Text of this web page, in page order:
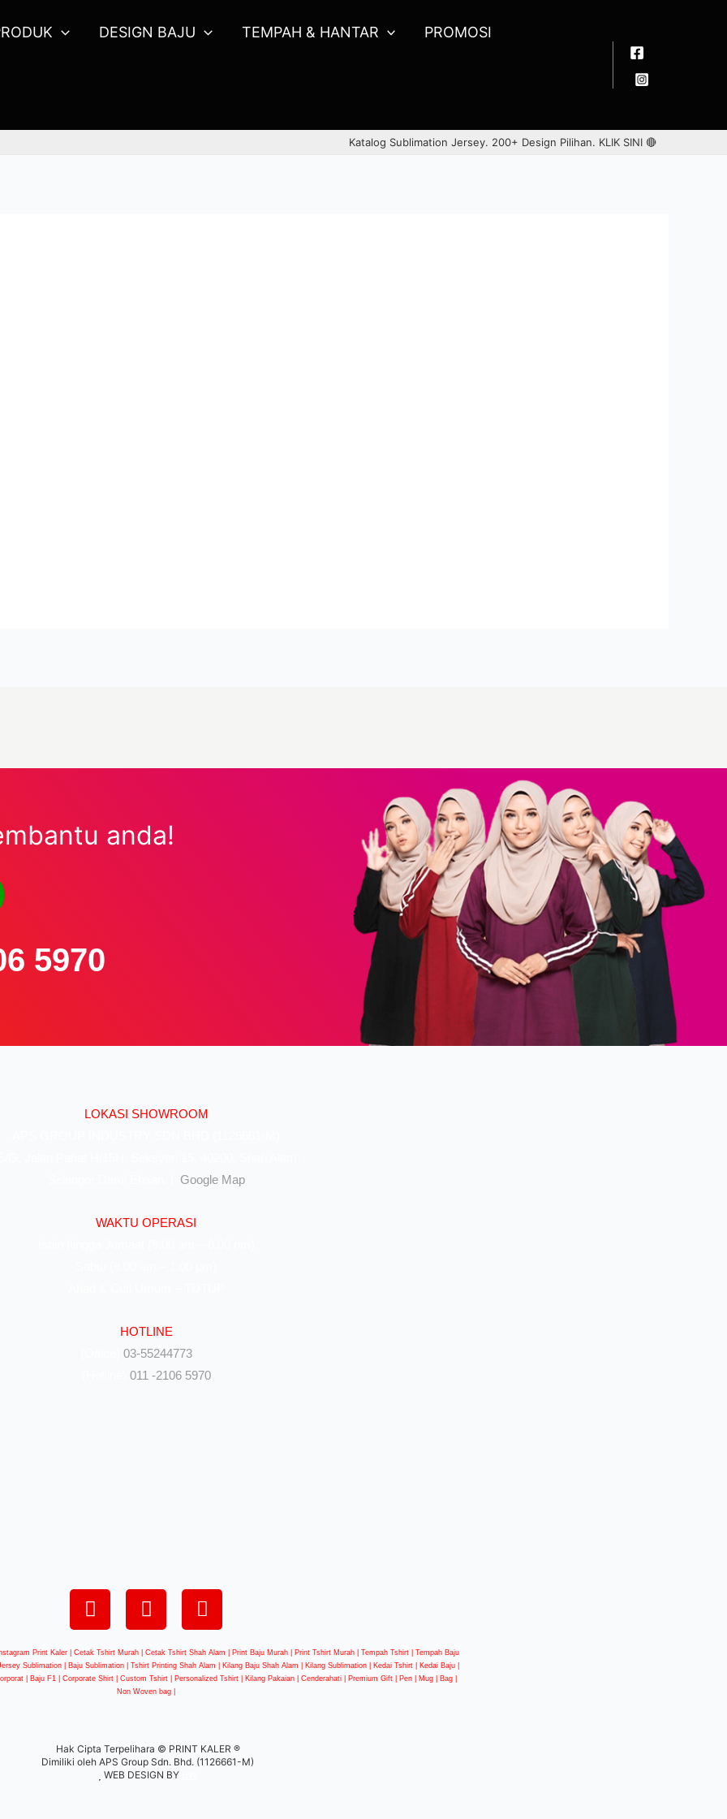
DESIGN BAJU TEMPAH & HANTAR PROMOSI
Katalog Sublimation Jersey. 200+ Design Pilihan. KLIK SINI 🔴
anda!
5970
LOKASI SHOWROOM
Google Map
WAKTU OPERASI
HOTLINE
(Office)03-55244773
011 -2106 5970
Print Kaler | Cetak Tshirt Murah | Cetak Tshirt Shah Alam | Print Baju Murah | Print Tshirt Murah | Tempah Tshirt | Tempah Baju
Sublimation | Baju Sublimation | Tshirt Printing Shah Alam | Kilang Baju Shah Alam | Kilang Sublimation | Kedai Tshirt | Kedai Baju |
| Baju F1 | Corporate Shirt | Custom Tshirt | Personalized Tshirt | Kilang Pakaian | Cenderahati | Premium Gift | Pen | Mug | Bag |
Non Woven bag |
Hak Cipta Terpelihara © PRINT KALER ®
Dimiliki oleh APS Group Sdn. Bhd. (1126661-M)
WEB DESIGN BY